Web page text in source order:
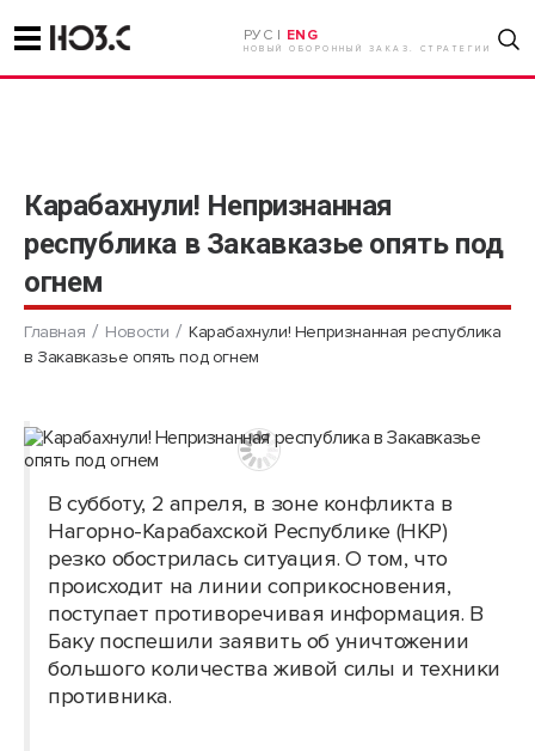
РУС | ENG
НОВЫЙ ОБОРОННЫЙ ЗАКАЗ. СТРАТЕГИИ
Карабахнули! Непризнанная
республика в Закавказье опять под
огнем
Главная Новости
Карабахнули! Непризнанная республика
в Закавказье опять под огнем
В субботу, 2 апреля, в зоне конфликта в
Нагорно-Карабахской Республике (НКР)
резко обострилась ситуация. О том, что
происходит на линии соприкосновения,
поступает противоречивая информация. В
Баку поспешили заявить об уничтожении
большого количества живой силы и техники
противника.